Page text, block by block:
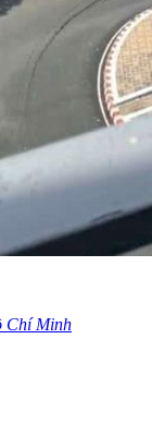
Chí Minh